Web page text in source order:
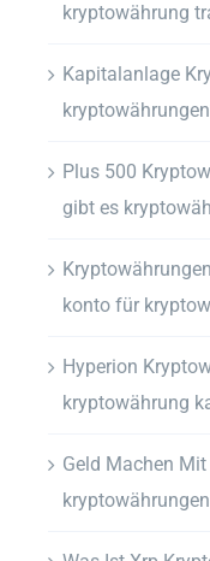
kryptowährung
Kapitalanlage
Plus 500
gibt es
konto für
Hyperion
kryptowährung
Geld Machen